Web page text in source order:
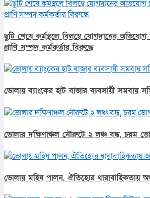
ছুটি শেষে কর্মস্থলে বিলম্বে যোগদানের
প্রাণি সম্পদ কর্মকর্তার বিরুদ্ধে
ভোলায় ব্যাংকের হাট বাজার ব্যবসায়ী সমবায়
ভোলার দক্ষিণাঞ্চল নৌরুটে ২ লঞ্চ বন্ধ, চরম
ভোলায় মহিষ পালন, ঐতিহ্যের ধারাবাহিকতায়